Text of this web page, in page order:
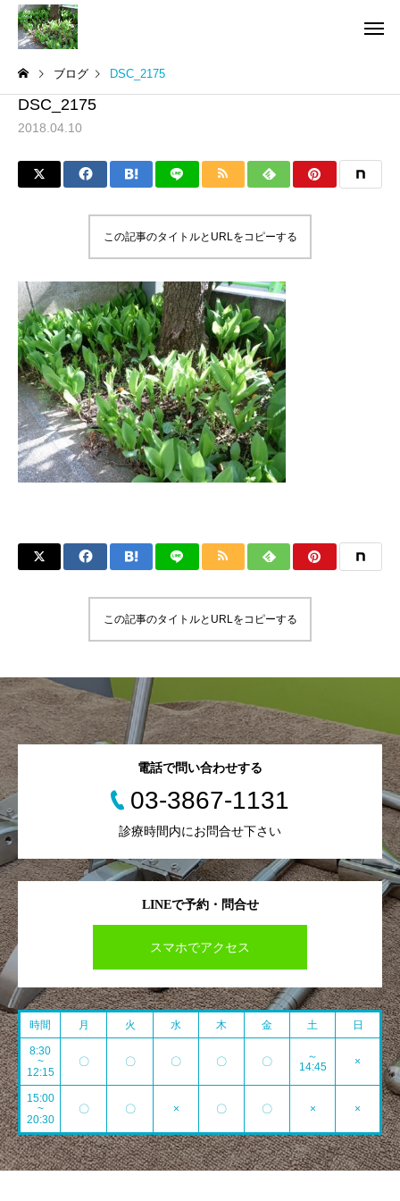
ブログ DSC_2175
DSC_2175
2018.04.10
この記事のタイトルとURLをコピーする
この記事のタイトルとURLをコピーする
LINEで予約・問合せ
スマホでアクセス
電話で問い合わせする
03-3867-1131
診療時間内にお問合せ下さい
時間 月 火 水 木 金 土 日
8:30
~
12:15
〇 〇 〇 〇 〇
～
14:45
×
15:00
~
20:30
〇 〇 × 〇 〇 × ×